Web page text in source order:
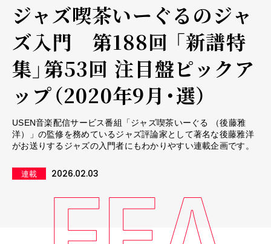
ジャズ喫茶いーぐるのジャ
ズ入門 第188回 「新譜特
集」第53回 注目盤ピックア
ップ（2020年9月・選）
USEN音楽配信サービス番組「ジャズ喫茶いーぐる （後藤雅
洋）」の監修を務めているジャズ評論家として著名な後藤雅洋
がお送りするジャズの入門者にもわかりやすい連載企画です。
連載 2026.02.03